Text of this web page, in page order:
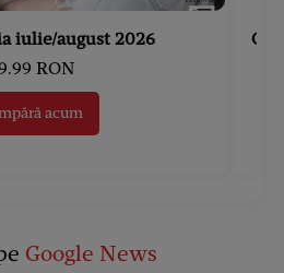
iulie/august 2026
RON
acum
Google News